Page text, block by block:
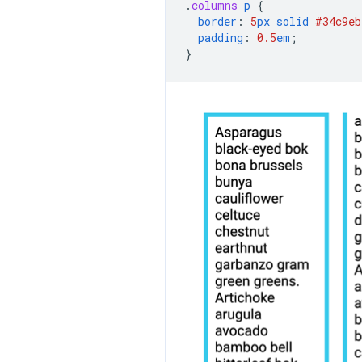
.columns p {
border : 5px solid #34c9eb
padding : 0.5em ;
}